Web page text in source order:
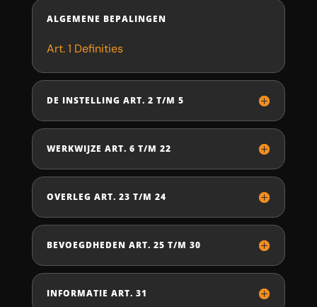
ALGEMENE BEPALINGEN
Art. 1 Definities
DE INSTELLING ART. 2 T/M 5
WERKWIJZE ART. 6 T/M 22
OVERLEG ART. 23 T/M 24
BEVOEGDHEDEN ART. 25 T/M 30
INFORMATIE ART. 31